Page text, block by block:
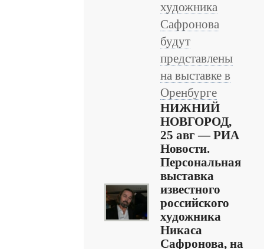
художника
Сафронова
будут
представлены
на выставке в
Оренбурге
НИЖНИЙ
НОВГОРОД,
25 авг — РИА
Новости.
Персональная
выставка
известного
российского
художника
Никаса
Сафронова, на